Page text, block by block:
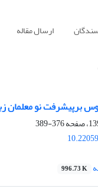
ارسال مقاله
برپیشرفت نو معلمان
376-389
996.73 K